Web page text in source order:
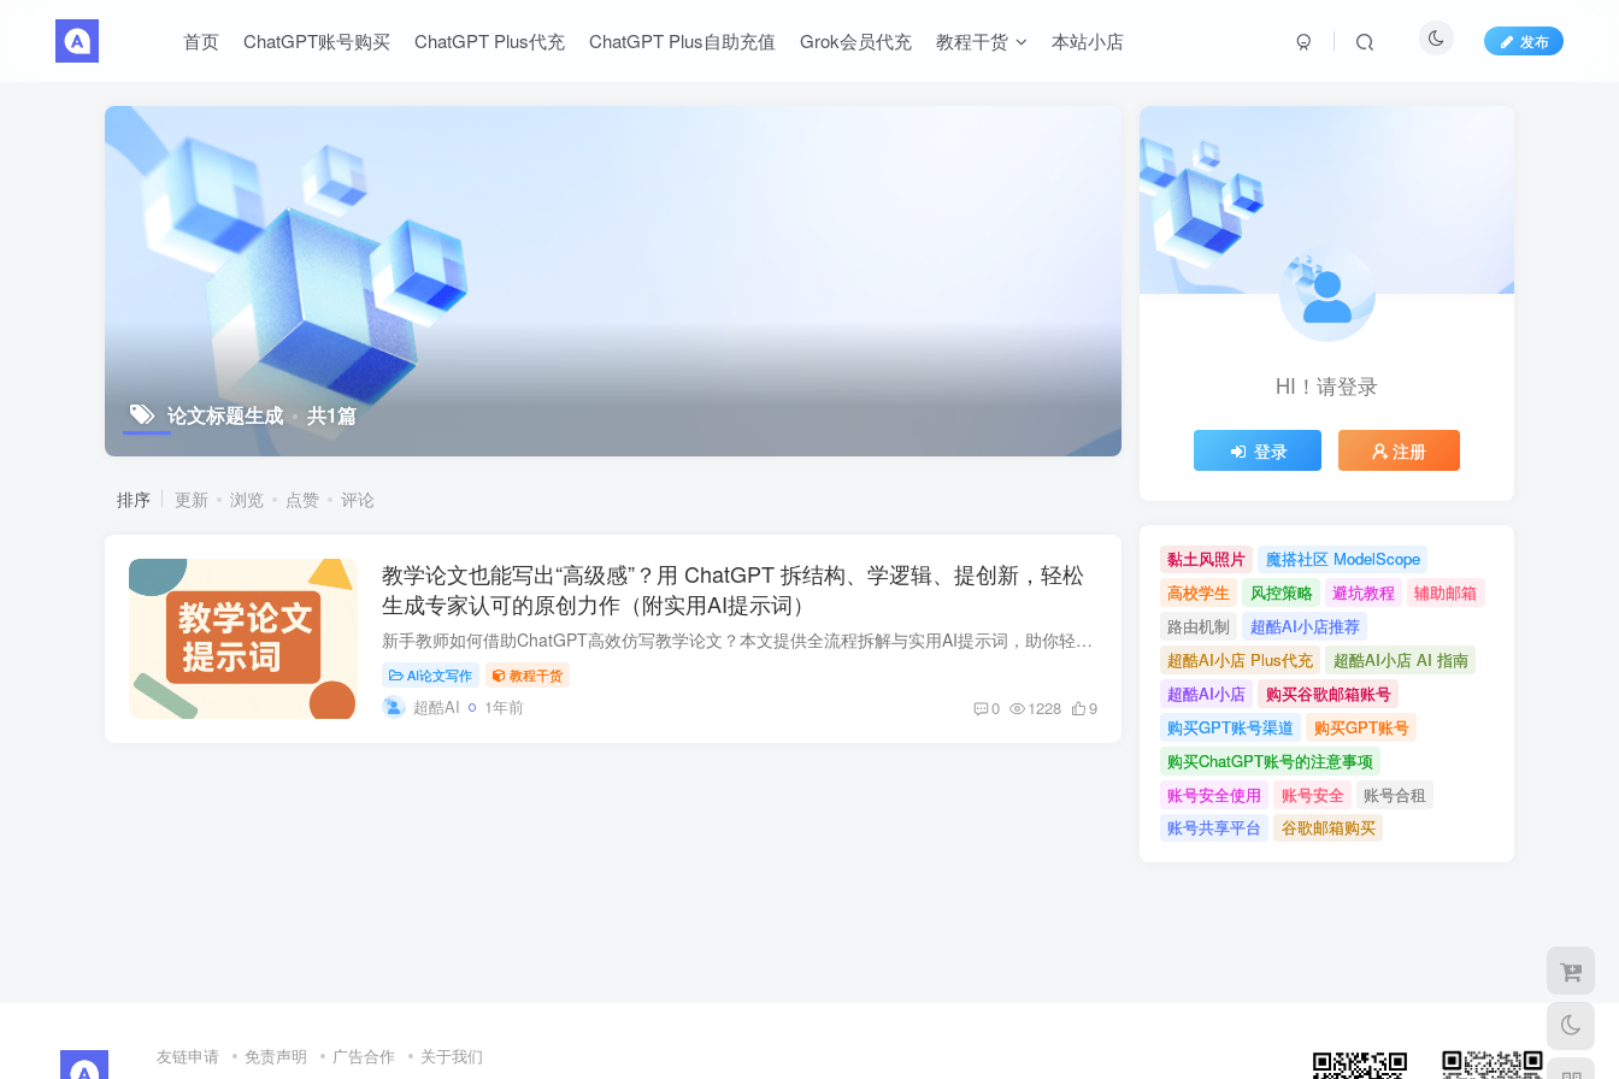
首页 ChatGPT账号购买 ChatGPT Plus代充 ChatGPT Plus自助充值 Grok会员代充 教程干货 本站小店 发布
论文标题生成 共1篇
排序 更新 浏览 点赞 评论
教学论文也能写出“高级感”？用 ChatGPT 拆结构、学逻辑、提创新，轻松
生成专家认可的原创力作（附实用AI提示词）
新手教师如何借助ChatGPT高效仿写教学论文？本文提供全流程拆解与实用AI提示词，助你轻松掌握学术写作逻辑。
AI论文写作 教程干货
超酷AI 1年前 0 1228 9
HI！请登录
登录 注册
HI！请登录
登录 注册
黏土风照片
魔搭社区 ModelScope
高校学生
风控策略 避坑教程
辅助邮箱
路由机制
超酷AI小店推荐
超酷AI小店 Plus代充
超酷AI小店 AI 指南
超酷AI小店
购买谷歌邮箱账号
购买GPT账号渠道
购买GPT账号
购买ChatGPT账号的注意事项
账号安全使用
账号安全
账号合租
账号共享平台
谷歌邮箱购买
友链申请 免责声明 广告合作 关于我们